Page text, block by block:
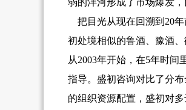
弱的洋河形成了市场爆发
把目光从现在回溯到20
初处境相似的鲁酒、豫酒
从2003年开始，在5年时
指导。盛初咨询对比了分
的组织资源配置，盛初对